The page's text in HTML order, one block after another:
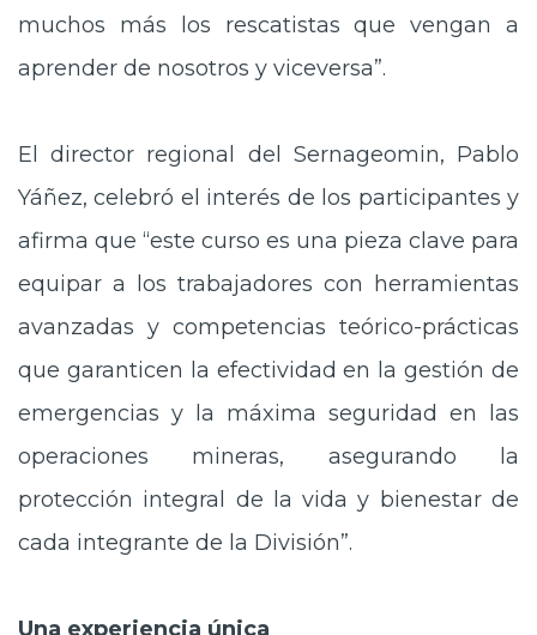
muchos más los rescatistas que vengan a
aprender de nosotros y viceversa”.
El director regional del Sernageomin, Pablo
Yáñez, celebró el interés de los participantes y
afirma que “este curso es una pieza clave para
equipar a los trabajadores con herramientas
avanzadas y competencias teórico-prácticas
que garanticen la efectividad en la gestión de
emergencias y la máxima seguridad en las
operaciones mineras, asegurando la
protección integral de la vida y bienestar de
cada integrante de la División”.
Una experiencia única